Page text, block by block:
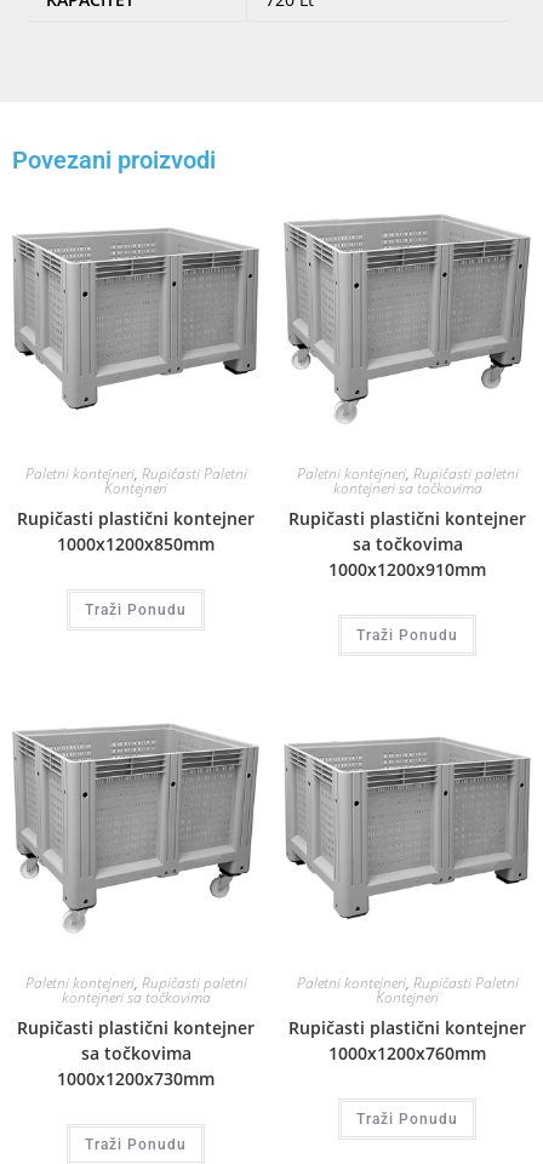
Povezani proizvodi
Paletni kontejneri, Rupičasti Paletni
Kontejneri
Rupičasti plastični kontejner
1000x1200x850mm
Traži Ponudu
Paletni kontejneri, Rupičasti paletni
kontejneri sa točkovima
Rupičasti plastični kontejner
sa točkovima
1000x1200x910mm
Traži Ponudu
Paletni kontejneri, Rupičasti paletni
kontejneri sa točkovima
Rupičasti plastični kontejner
sa točkovima
1000x1200x730mm
Traži Ponudu
Paletni kontejneri, Rupičasti Paletni
Kontejneri
Rupičasti plastični kontejner
1000x1200x760mm
Traži Ponudu